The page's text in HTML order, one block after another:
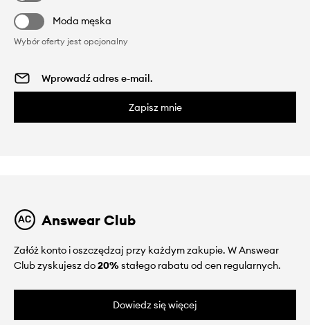
Moda męska
Wybór oferty jest opcjonalny
Zapisz mnie
Answear Club
Załóż konto i oszczędzaj przy każdym zakupie. W Answear
Club zyskujesz do20%stałego rabatu od cen regularnych.
Dowiedz się więcej